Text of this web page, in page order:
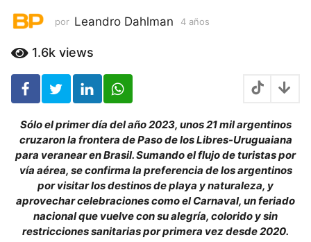
o
s
por Leandro Dahlman 4 años
1.6k views
Sólo el primer día del año 2023, unos 21 mil argentinos
cruzaron la frontera de Paso de los Libres-Uruguaiana
para veranear en Brasil. Sumando el flujo de turistas por
vía aérea, se confirma la preferencia de los argentinos
por visitar los destinos de playa y naturaleza, y
aprovechar celebraciones como el Carnaval, un feriado
nacional que vuelve con su alegría, colorido y sin
restricciones sanitarias por primera vez desde 2020.